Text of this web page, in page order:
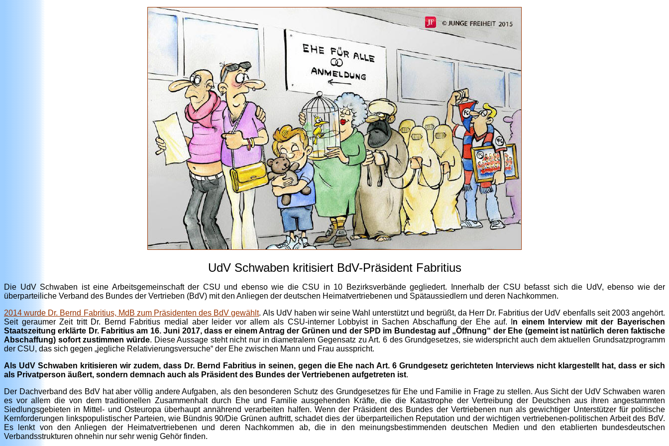
UdV Schwaben kritisiert BdV-Präsident Fabritius
Die UdV Schwaben ist eine Arbeitsgemeinschaft der CSU und ebenso wie die CSU in 10 Bezirksverbände gegliedert. Innerhalb der CSU befasst sich die UdV, ebenso wie der
überparteiliche Verband des Bundes der Vertrieben (BdV) mit den Anliegen der deutschen Heimatvertriebenen und Spätaussiedlern und deren Nachkommen.
2014 wurde Dr. Bernd Fabritius, MdB zum Präsidenten des BdV gewählt. Als UdV haben wir seine Wahl unterstützt und begrüßt, da Herr Dr. Fabritius der UdV ebenfalls seit 2003 angehört.
Seit geraumer Zeit tritt Dr. Bernd Fabritius medial aber leider vor allem als CSU-interner Lobbyist in Sachen Abschaffung der Ehe auf. I n einem Interview mit der Bayerischen
Staatszeitung erklärte Dr. Fabritius am 16. Juni 2017, dass er einem Antrag der Grünen und der SPD im Bundestag auf „Öffnung“ der Ehe (gemeint ist natürlich deren faktische
Abschaffung) sofort zustimmen würde. Diese Aussage steht nicht nur in diametralem Gegensatz zu Art. 6 des Grundgesetzes, sie widerspricht auch dem aktuellen Grundsatzprogramm
der CSU, das sich gegen „jegliche Relativierungsversuche“ der Ehe zwischen Mann und Frau ausspricht.
Als UdV Schwaben kritisieren wir zudem, dass Dr. Bernd Fabritius in seinen, gegen die Ehe nach Art. 6 Grundgesetz gerichteten Interviews nicht klargestellt hat, dass er sich
als Privatperson äußert, sondern demnach auch als Präsident des Bundes der Vertriebenen aufgetreten ist.
Der Dachverband des BdV hat aber völlig andere Aufgaben, als den besonderen Schutz des Grundgesetzes für Ehe und Familie in Frage zu stellen. Aus Sicht der UdV Schwaben waren
es vor allem die von dem traditionellen Zusammenhalt durch Ehe und Familie ausgehenden Kräfte, die die Katastrophe der Vertreibung der Deutschen aus ihren angestammten
Siedlungsgebieten in Mittel- und Osteuropa überhaupt annährend verarbeiten halfen. Wenn der Präsident des Bundes der Vertriebenen nun als gewichtiger Unterstützer für politische
Kernforderungen linkspopulistischer Parteien, wie Bündnis 90/Die Grünen auftritt, schadet dies der überparteilichen Reputation und der wichtigen vertriebenen-politischen Arbeit des BdV.
Es lenkt von den Anliegen der Heimatvertriebenen und deren Nachkommen ab, die in den meinungsbestimmenden deutschen Medien und den etablierten bundesdeutschen
Verbandsstrukturen ohnehin nur sehr wenig Gehör finden.